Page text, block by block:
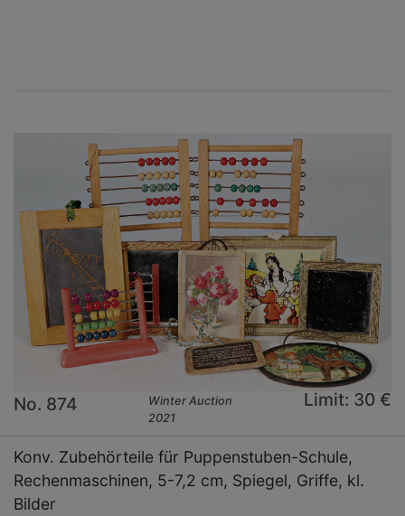
No. 874
Winter Auction
2021
Limit: 30 €
Konv. Zubehörteile für Puppenstuben-Schule,
Rechenmaschinen, 5-7,2 cm, Spiegel, Griffe, kl.
Bilder